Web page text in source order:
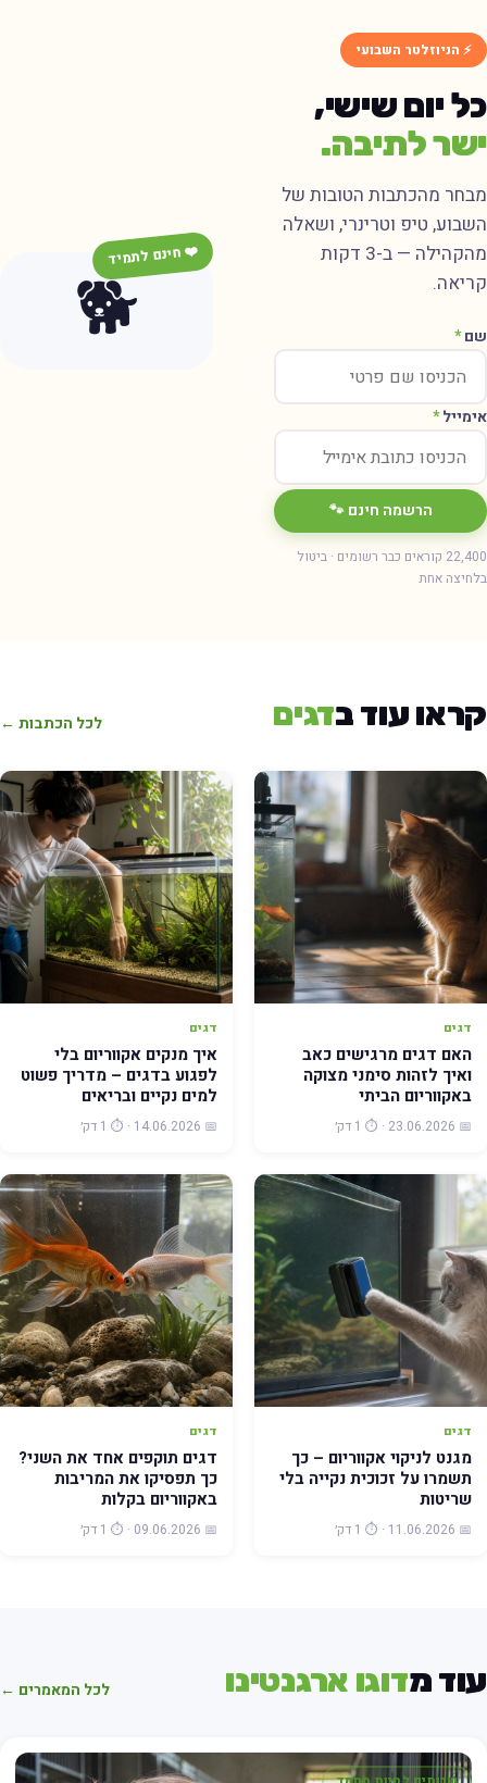
⚡ הניוזלטר השבועי
יום שישי,
לתיבה.
מהכתבות הטובות של
טיפ וטרינרי, ושאלה
מהקהילה — ב-3 דקות
*
*
הרשמה חינם 🐾
22,400 קוראים כבר רשומים · ביטול
אחת
🐕
❤️ חינם לתמיד
עוד בדגים לכל הכתבות ←
דגים
האם דגים מרגישים כאב
ואיך לזהות סימני מצוקה
באקווריום הביתי
📅 23.06.2026 · ⏱️ 1 דק׳
דגים
איך מנקים אקווריום בלי
לפגוע בדגים – מדריך פשוט
למים נקיים ובריאים
📅 14.06.2026 · ⏱️ 1 דק׳
דגים
מגנט לניקוי אקווריום – כך
תשמרו על זכוכית נקייה בלי
שריטות
📅 11.06.2026 · ⏱️ 1 דק׳
דגים
דגים תוקפים אחד את השני?
כך תפסיקו את המריבות
באקווריום בקלות
📅 09.06.2026 · ⏱️ 1 דק׳
מדוגו ארגנטינו לכל המאמרים ←